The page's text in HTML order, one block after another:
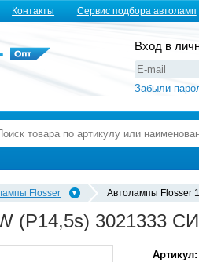
Контакты Сервис подбора автоламп
Вход в
Забыли
Flosser Автолампы Flosser
(P14,5s) 3021333
Артикул: